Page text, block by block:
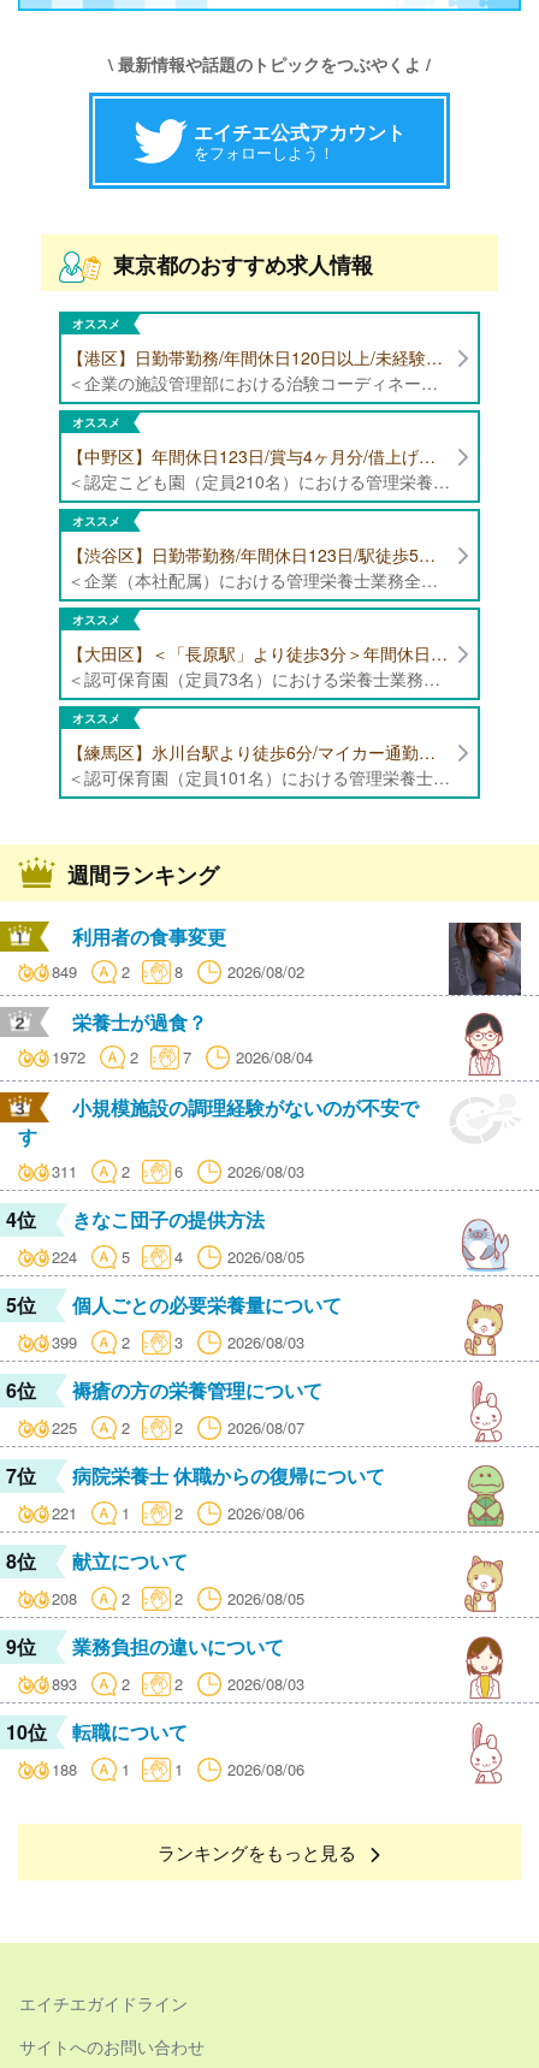
\ 最新情報や話題のトピックをつぶやくよ /
エイチエ公式アカウント
をフォローしよう！
東京都のおすすめ求人情報
オススメ
【港区】日勤帯勤務/年間休日120日以上/未経験者歓迎/健康食品の臨床試験に携わる管理栄養士・栄養士の治験コーディネーター募集！
＜企業の施設管理部における治験コーディネーター業務全般＞ ・健康食品の臨床試験に伴う指導 ・スケジュール調整等の被験者管理 ・データ収集、書類作成 ・医療機関にて被験者への説明や誘導 ・栄養指導、栄養計算
オススメ
【中野区】年間休日123日/賞与4ヶ月分/借上げ住宅制度あり 認定こども園（定員210名）にて管理栄養士・栄養士募集！
＜認定こども園（定員210名）における管理栄養士・栄養士業務全般＞ ・管理栄養士、栄養士業務全般
オススメ
【渋谷区】日勤帯勤務/年間休日123日/駅徒歩5分/企業（本社配属）にて管理栄養士募集！
＜企業（本社配属）における管理栄養士業務全般＞ ・本社および在宅（週1日程度）で、運営・受託する保育園（約50箇所）の管理栄養士・マネジメント業務全般 ・調理指導、育成 ・調理代行※欠員時 ・衛生管理 ・献立作成 ・食材発注 ・園長、調理スタッフとの給食会議 ・クライアント企業との給食会議（食育等の企画提案） ・採用業務（面接・施設見学同行）など ・担当保育園の定期巡回（直行やオンライン対応あり） ※23区内の認可保育園や、事業所内保育園（市川市、古河市、厚木市・追浜等）
オススメ
【大田区】＜「長原駅」より徒歩3分＞年間休日120日以上/最大10連休取得可能/日勤帯勤務のみ 認可保育園（定員73名）にて、栄養士の募集！
＜認可保育園（定員73名）における栄養士業務全般＞ ・調理（朝おやつ・給食・おやつ・補食） ・盛付け、片づけ ・食育、保育室への給食ラウンド、事務業務 ・調理室のお掃除、備蓄の確認、発注など ※定員:73名(0歳児6名、1歳歳児10名、2歳児12名、3歳-5歳児各15名)
オススメ
【練馬区】氷川台駅より徒歩6分/マイカー通勤可能/年間休日120日/賞与高水準 認可保育園（定員101名）にて管理栄養士・栄養士・調理師募集！
＜認可保育園（定員101名）における管理栄養士・栄養士・調理師業務全般＞ ・調理業務全般 ・離乳食、アレルギー除去食対応 ・食育活動
週間ランキング
利用者の食事変更
849 2 8 2026/08/02
栄養士が過食？
1972 2 7 2026/08/04
小規模施設の調理経験がないのが不安で
す
311 2 6 2026/08/03
4位 きなこ団子の提供方法
224 5 4 2026/08/05
5位 個人ごとの必要栄養量について
399 2 3 2026/08/03
6位 褥瘡の方の栄養管理について
225 2 2 2026/08/07
7位 病院栄養士 休職からの復帰について
221 1 2 2026/08/06
8位 献立について
208 2 2 2026/08/05
9位 業務負担の違いについて
893 2 2 2026/08/03
10位 転職について
188 1 1 2026/08/06
ランキングをもっと見る
エイチエガイドライン
サイトへのお問い合わせ